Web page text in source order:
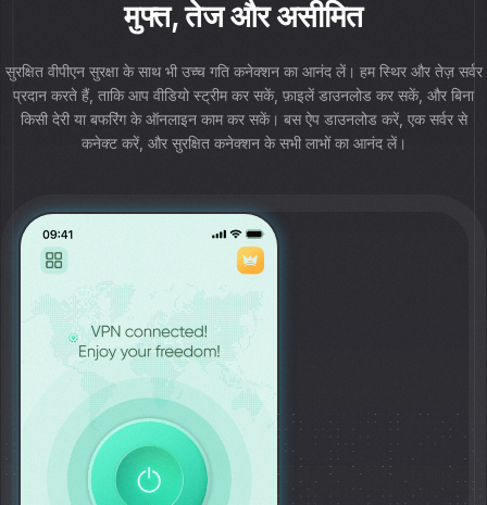
मुफ्त, तेज और असीमित
सुरक्षित वीपीएन सुरक्षा के साथ भी उच्च गति कनेक्शन का आनंद लें। हम स्थिर और तेज़ सर्वर
प्रदान करते हैं, ताकि आप वीडियो स्ट्रीम कर सकें, फ़ाइलें डाउनलोड कर सकें, और बिना
किसी देरी या बफरिंग के ऑनलाइन काम कर सकें। बस ऐप डाउनलोड करें, एक सर्वर से
कनेक्ट करें, और सुरक्षित कनेक्शन के सभी लाभों का आनंद लें।